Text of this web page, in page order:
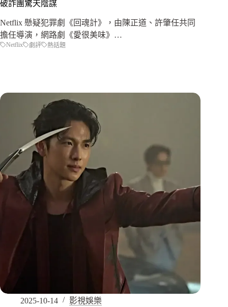
破詐團驚天陰謀
Netflix 懸疑犯罪劇《回魂計》，由陳正道、許肇任共同
擔任導演，網路劇《愛很美味》…
Netflix 劇評 熱話題
2025-10-14 影視娛樂